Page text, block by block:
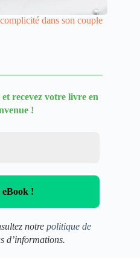
dans son couple
et recevez votre livre en
!
notre politique de
d’informations.